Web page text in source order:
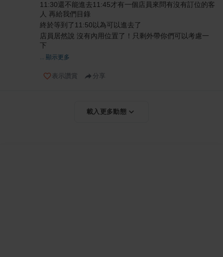
11:30還不能進去11:45才有一個店員來問有沒有訂位的客
人 再給我們目錄
終於等到了11:50以為可以進去了
店員居然說 沒有內用位置了！只剩外帶你們可以考慮一
下
... 顯示更多
表示讚賞 分享
載入更多動態